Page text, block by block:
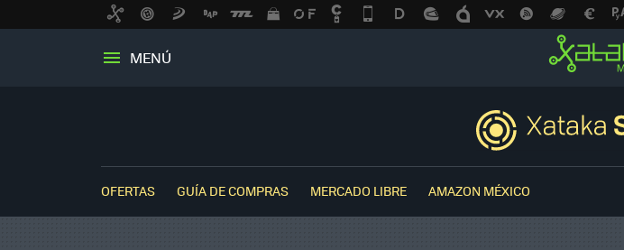
MENÚ
OFERTAS GUÍA DE COMPRAS MERCADO LIBRE AMAZON MÉXICO